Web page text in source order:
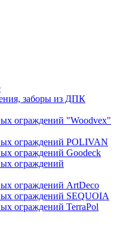
заборы из ДПК
ограждений "Woodvex"
ограждений POLIVAN
ограждений Goodeck
ограждений
ограждений ArtDeco
ограждений SEQUOIA
ограждений TerraPol